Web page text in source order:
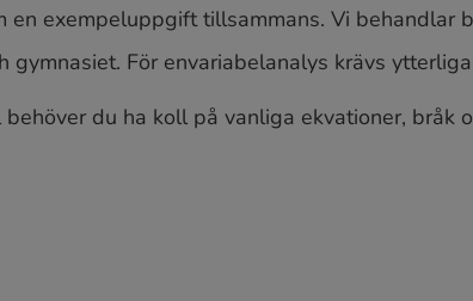
en exempeluppgift tillsammans. Vi behandlar
gymnasiet. För envariabelanalys krävs
du ha koll på vanliga ekvationer, bråk